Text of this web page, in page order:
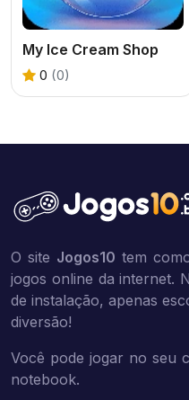
My Ice Cream Shop
0 (0)
O site Jogos10 tem
jogos online da internet.
de instalação, apenas
diversão!
Você pode jogar no seu
notebook.